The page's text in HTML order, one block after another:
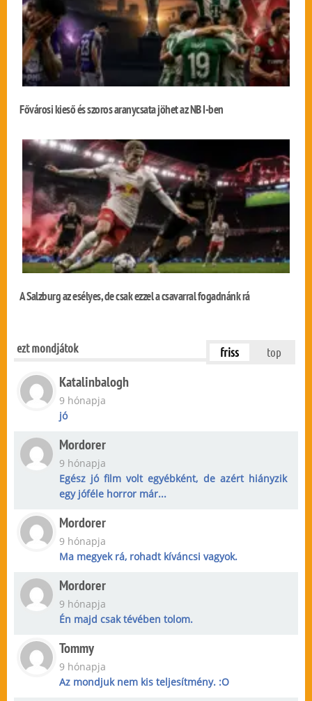
Fővárosi kieső és szoros aranycsata jöhet az NB I-ben
A Salzburg az esélyes, de csak ezzel a csavarral fogadnánk rá
ezt mondjátok friss top
Katalinbalogh
9 hónapja
jó
Mordorer
9 hónapja
Egész jó film volt egyébként, de azért hiányzik
egy jóféle horror már...
Mordorer
9 hónapja
Ma megyek rá, rohadt kíváncsi vagyok.
Mordorer
9 hónapja
Én majd csak tévében tolom.
Tommy
9 hónapja
Az mondjuk nem kis teljesítmény. :O